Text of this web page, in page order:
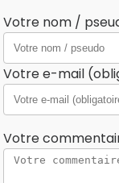
Votre nom /
Votre e-mail
Votre